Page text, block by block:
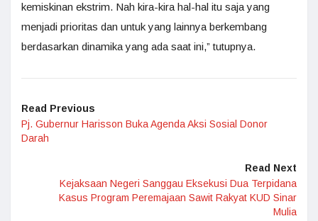
kemiskinan ekstrim. Nah kira-kira hal-hal itu saja yang
menjadi prioritas dan untuk yang lainnya berkembang
berdasarkan dinamika yang ada saat ini,” tutupnya.
Read Previous
Pj. Gubernur Harisson Buka Agenda Aksi Sosial Donor
Darah
Read Next
Kejaksaan Negeri Sanggau Eksekusi Dua Terpidana
Kasus Program Peremajaan Sawit Rakyat KUD Sinar
Mulia